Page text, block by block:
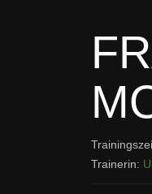
Trainerin: